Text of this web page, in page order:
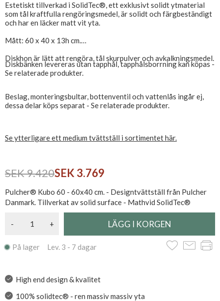
Estetiskt tillverkad i SolidTec®, ett exklusivt solidt ytmaterial
som tål kraftfulla rengöringsmedel, är solidt och färgbeständigt
och har en läcker matt vit yta.
Mått: 60 x 40 x 13h cm.
Diskhon är lätt att rengöra, tål skurpulver och avkalkningsmedel.
Diskbänken levereras utan tapphål, tapphålsborrning kan köpas -
Se relaterade produkter.
Beslag, monteringsbultar, bottenventil och vattenlås ingår ej,
dessa delar köps separat - Se relaterade produkter.
Se ytterligare ett medium tvättställ i sortimentet här.
SEK 9.420SEK 3.769
Pulcher® Kubo 60 - 60x40 cm. - Designtvättställ från Pulcher
Danmark. Tillverkat av solid surface - Mathvid SolidTec®
- +
På lager Lev. 3 - 7 dagar
High end design & kvalitet
100% solidtec® - ren massiv massiv yta